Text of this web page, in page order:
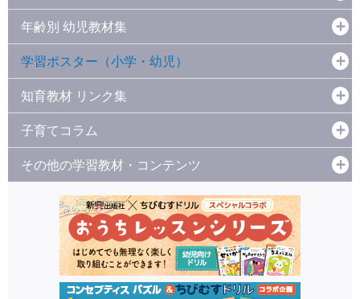
年齢別 幼児教材集
学習ポスター（小学・幼児）
知育教材 リンク集
子育てコラム
その他の学習教材・コンテンツ